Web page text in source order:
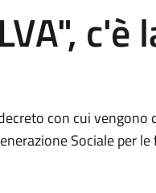
c'è
con cui
Sociale per le